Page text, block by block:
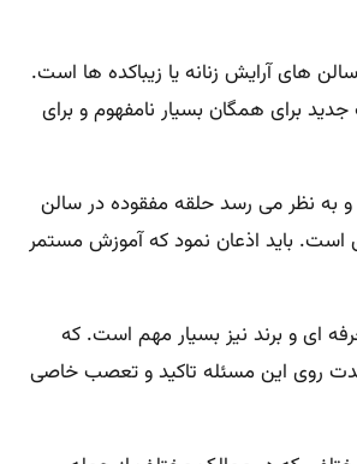
های آرایش زنانه یا زیباکده ها است.
برای همگان بسیار نامفهوم و برای
به نظر می رسد حلقه مفقوده در سالن
است. باید اذعان نمود که آموزش مستمر
ای و برند نیز بسیار مهم است. که
شدت روی این مسئله تاکید و تعصب خاصی